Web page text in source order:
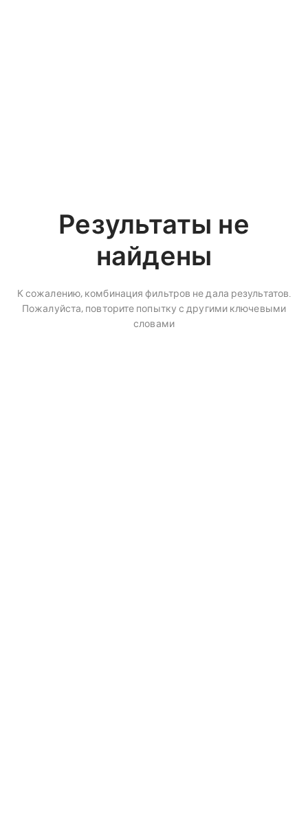
Результаты не
найдены
К сожалению, комбинация фильтров не дала результатов.
Пожалуйста, повторите попытку с другими ключевыми
словами